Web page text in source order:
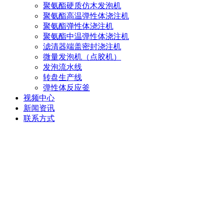
聚氨酯硬质仿木发泡机
聚氨酯高温弹性体浇注机
聚氨酯弹性体浇注机
聚氨酯中温弹性体浇注机
滤清器端盖密封浇注机
微量发泡机（点胶机）
发泡流水线
转盘生产线
弹性体反应釜
视频中心
新闻资讯
联系方式